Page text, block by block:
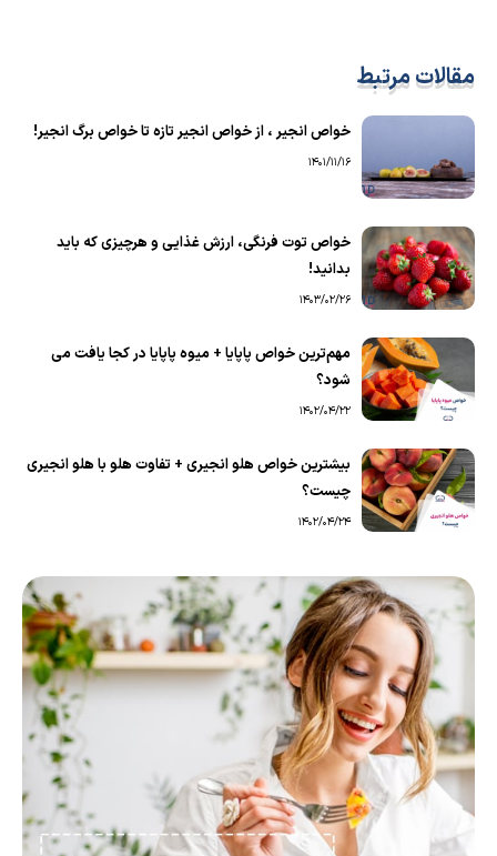
مقالات مرتبط
خواص انجیر ، از خواص انجیر تازه تا خواص برگ انجیر!
1401/11/16
خواص توت فرنگی، ارزش غذایی و هرچیزی که باید
بدانید!
1403/02/26
مهم‌ترین خواص پاپایا + میوه پاپایا در کجا یافت می
شود؟
1402/04/22
بیشترین خواص هلو انجیری + تفاوت هلو با هلو انجیری
چیست؟
1402/04/24